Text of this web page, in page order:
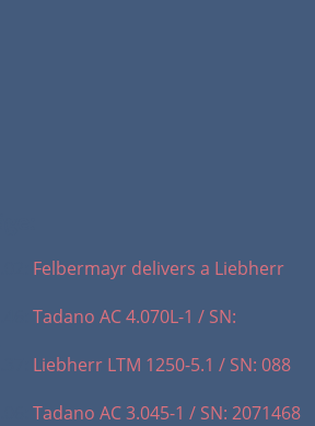
Felbermayr delivers a Liebherr
Tadano AC 4.070L-1 / SN:
Liebherr LTM 1250-5.1 / SN: 088
Tadano AC 3.045-1 / SN: 2071468